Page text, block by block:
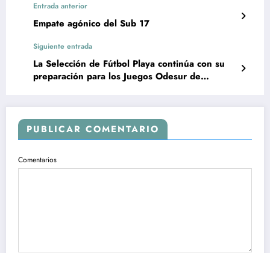
Entrada anterior
Empate agónico del Sub 17
Siguiente entrada
La Selección de Fútbol Playa continúa con su
preparación para los Juegos Odesur de
PUBLICAR COMENTARIO
Comentarios